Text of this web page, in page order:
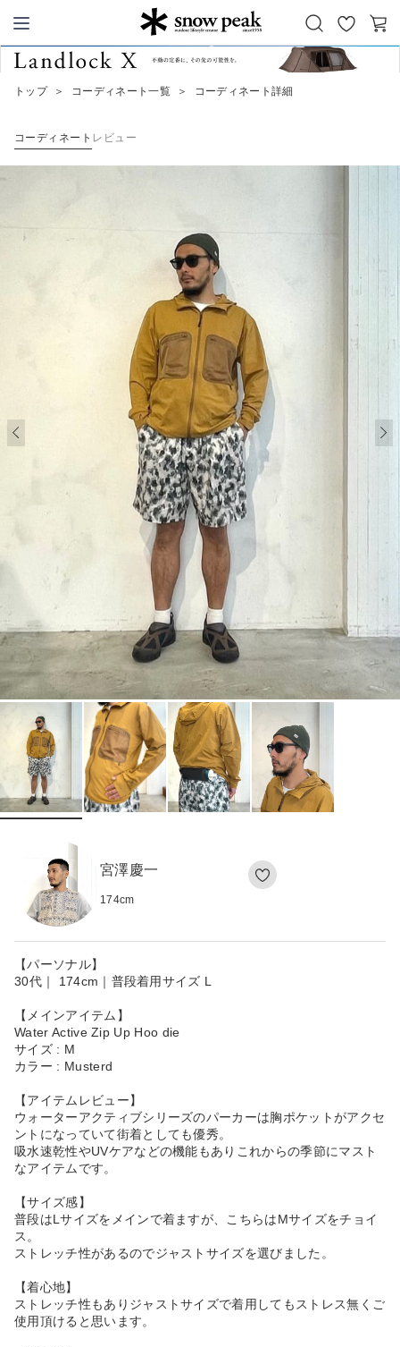
Snow Peak
お
気
カ
トップ ＞ コーディネート一覧 ＞ コーディネート詳細
コーディネート レビュー
宮澤慶一
174cm
【パーソナル】
30代｜ 174cm｜普段着用サイズ L
【メインアイテム】
Water Active Zip Up Hoo die
サイズ : M
カラー : Musterd
【アイテムレビュー】
ウォーターアクティブシリーズのパーカーは胸ポケットがアクセ
ントになっていて街着としても優秀。
吸水速乾性やUVケアなどの機能もありこれからの季節にマスト
なアイテムです。
【サイズ感】
普段はLサイズをメインで着ますが、こちらはMサイズをチョイ
ス。
ストレッチ性があるのでジャストサイズを選びました。
【着心地】
ストレッチ性もありジャストサイズで着用してもストレス無くご
使用頂けると思います。